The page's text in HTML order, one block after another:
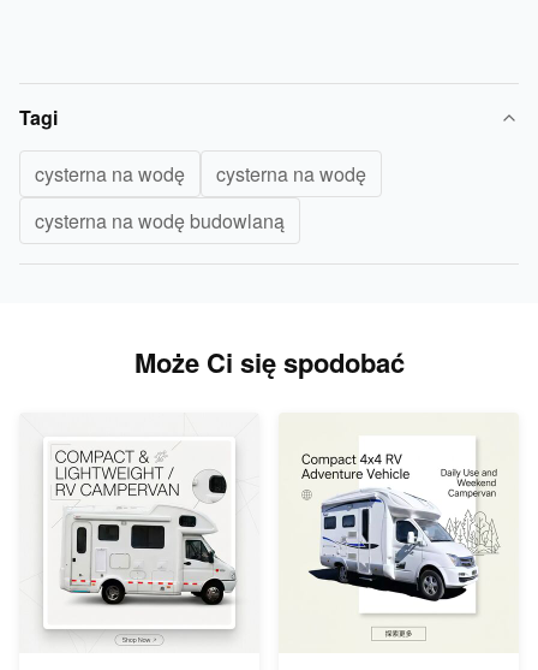
Tagi
cysterna na wodę
cysterna na wodę
cysterna na wodę budowlaną
Może Ci się spodobać